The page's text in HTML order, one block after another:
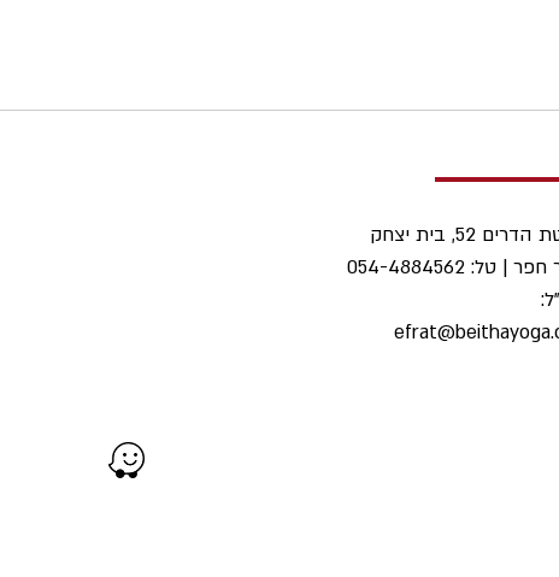
סמטת הדרים 52, בית יצחק
שער חפר | טל: 054-4884562